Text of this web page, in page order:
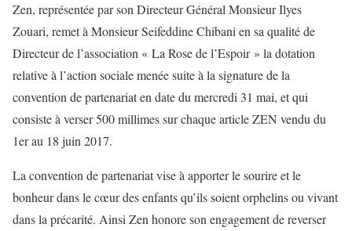
Zen, représentée par son Directeur Général Monsieur Ilyes
Zouari, remet à Monsieur Seifeddine Chibani en sa qualité de
Directeur de l’association « La Rose de l’Espoir » la dotation
relative à l’action sociale menée suite à la signature de la
convention de partenariat en date du mercredi 31 mai, et qui
consiste à verser 500 millimes sur chaque article ZEN vendu du
1er au 18 juin 2017.
La convention de partenariat vise à apporter le sourire et le
bonheur dans le cœur des enfants qu’ils soient orphelins ou vivant
dans la précarité. Ainsi Zen honore son engagement de reverser